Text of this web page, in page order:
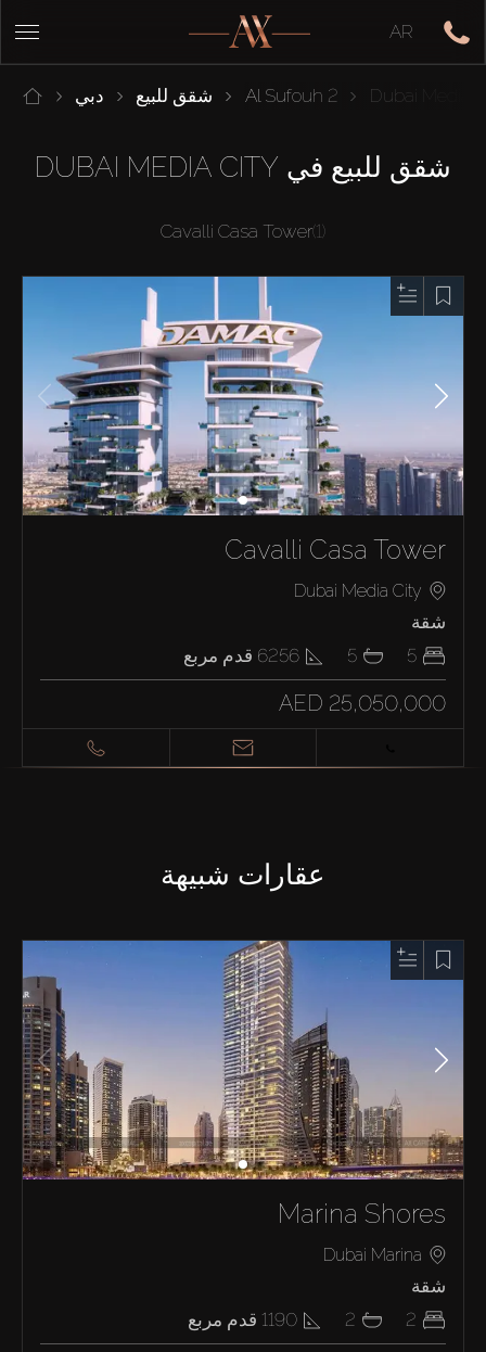
AR
دبي شقق للبيع Al Sufouh 2 Dubai Media
شقق للبيع في DUBAI MEDIA CITY
Cavalli Casa Tower(1)
Cavalli Casa Tower
Dubai Media City
شقة
5
5
6256 قدم مربع
AED 25,050,000
عقارات شبيهة
Marina Shores
Dubai Marina
شقة
2
2
1190 قدم مربع